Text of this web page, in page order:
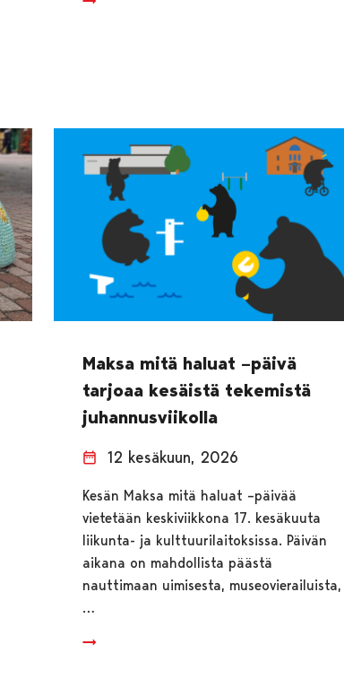
Maksa mitä haluat –päivä
tarjoaa kesäistä tekemistä
juhannusviikolla
12 kesäkuun, 2026
Kesän Maksa mitä haluat –päivää
vietetään keskiviikkona 17. kesäkuuta
liikunta- ja kulttuurilaitoksissa. Päivän
aikana on mahdollista päästä
nauttimaan uimisesta, museovierailuista,
…